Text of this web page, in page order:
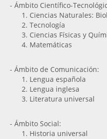
- Ámbito Científico-
Ciencias Naturales:
Tecnología
Ciencias Físicas y
Matemáticas
- Ámbito de Comunicación:
Lengua española
Lengua inglesa
Literatura universal
- Ámbito Social:
Historia universal